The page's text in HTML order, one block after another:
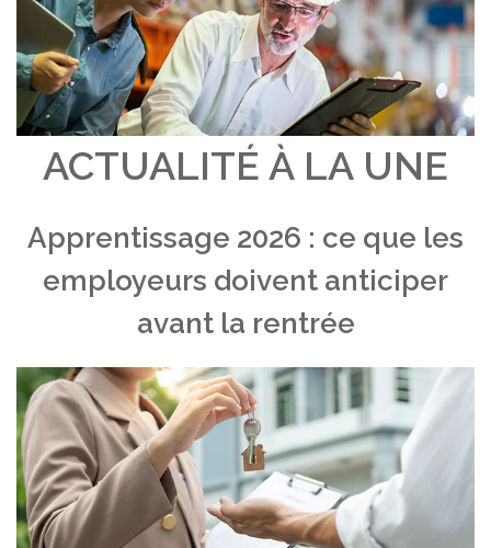
ACTUALITÉ À LA UNE
Apprentissage 2026 : ce que les
employeurs doivent anticiper
avant la rentrée